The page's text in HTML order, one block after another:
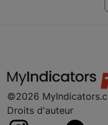
pour
©2026
Droits d'auteur